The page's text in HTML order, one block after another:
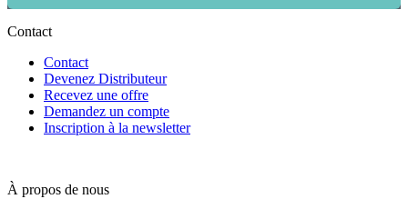
Contact
Contact
Devenez Distributeur
Recevez une offre
Demandez un compte
Inscription à la newsletter
À propos de nous